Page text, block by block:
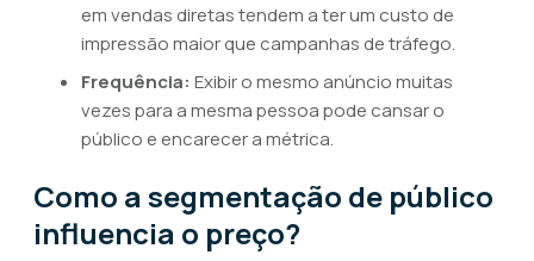
em vendas diretas tendem a ter um custo de
impressão maior que campanhas de tráfego.
Frequência: Exibir o mesmo anúncio muitas
vezes para a mesma pessoa pode cansar o
público e encarecer a métrica.
Como a segmentação de público
influencia o preço?